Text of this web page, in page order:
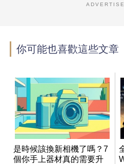
你可能也喜歡這些文章
是時候該換新相機了嗎？7
個你手上器材真的需要升